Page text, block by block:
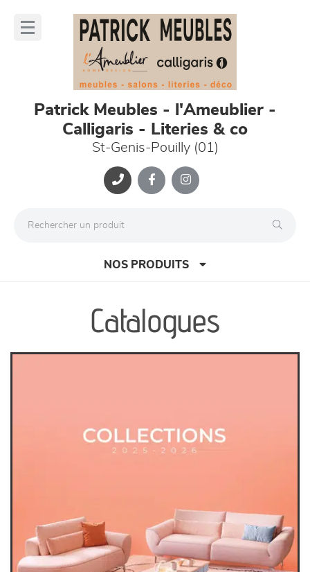
Patrick Meubles - l'Ameublier -
Calligaris - Literies & co
St-Genis-Pouilly (01)
NOS PRODUITS
canapés et fauteuils
chambres et dressing
décoration
Catalogues